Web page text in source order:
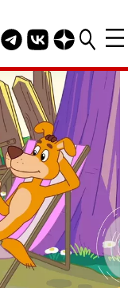
Telegram канал
Группа HELLO
Канал